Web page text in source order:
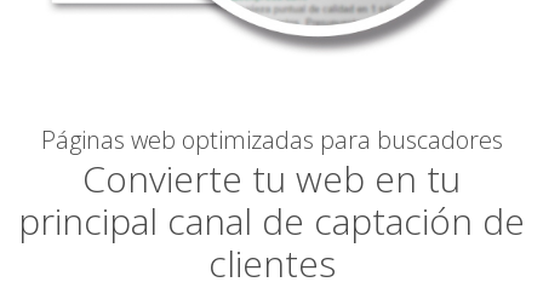
Páginas web optimizadas para buscadores
Convierte tu web en tu
principal canal de captación de
clientes